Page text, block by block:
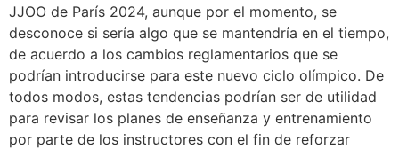
JJOO de París 2024, aunque por el momento, se
desconoce si sería algo que se mantendría en el tiempo,
de acuerdo a los cambios reglamentarios que se
podrían introducirse para este nuevo ciclo olímpico. De
todos modos, estas tendencias podrían ser de utilidad
para revisar los planes de enseñanza y entrenamiento
por parte de los instructores con el fin de reforzar